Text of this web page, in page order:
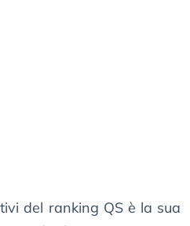
del ranking QS è la sua